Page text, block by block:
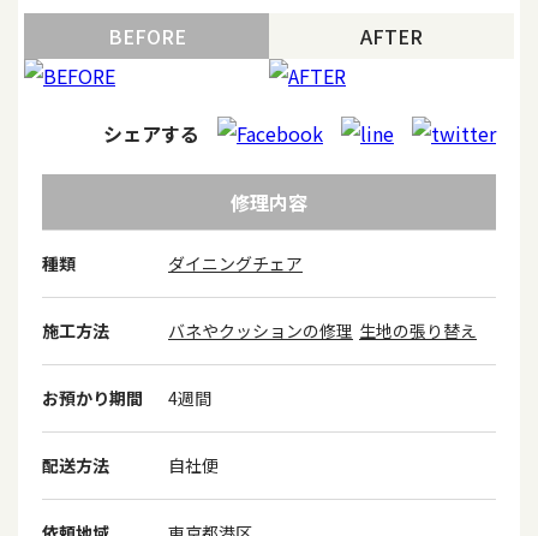
BEFORE AFTER
シェアする
修理内容
種類 ダイニングチェア
施工方法 バネやクッションの修理 生地の張り替え
お預かり期間 4週間
配送方法 自社便